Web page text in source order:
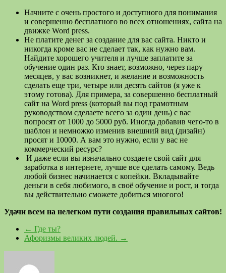
Начните с очень простого и доступного для понимания
и совершенно бесплатного во всех отношениях, сайта на
движке Word press.
Не платите денег за создание для вас сайта. Никто и
никогда кроме вас не сделает так, как нужно вам.
Найдите хорошего учителя и лучше заплатите за
обучение один раз. Кто знает, возможно, через пару
месяцев, у вас возникнет, и желание и возможность
сделать еще три, четыре или десять сайтов (я уже к
этому готова). Для примера, за совершенно бесплатный
сайт на Word press (который вы под грамотным
руководством сделаете всего за один день) с вас
попросят от 1000 до 5000 руб. Иногда добавив чего-то в
шаблон и немножко изменив внешний вид (дизайн)
просят и 10000. А вам это нужно, если у вас не
коммерческий ресурс?
И даже если вы изначально создаете свой сайт для
заработка в интернете, лучше все сделать самому. Ведь
любой бизнес начинается с копейки. Вкладывайте
деньги в себя любимого, в своё обучение и рост, и тогда
вы действительно сможете добиться многого!
Удачи всем на нелегком пути создания правильных сайтов!
← Где ты?
Афоризмы великих людей. →